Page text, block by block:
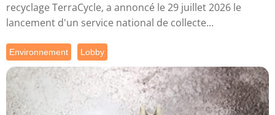
recyclage TerraCycle, a annoncé le 29 juillet 2026 le
lancement d'un service national de collecte...
Environnement Lobby